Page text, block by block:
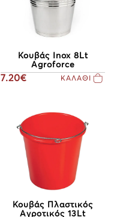
Κουβάς Inox 8Lt
Agroforce
7.20€ ΚΑΛΑΘΙ
Κουβάς Πλαστικός
Αγροτικός 13Lt